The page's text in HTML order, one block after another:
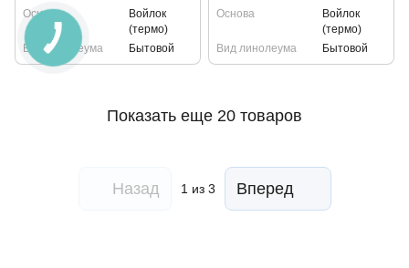
Основа
Войлок
(термо)
Вид линолеума
Бытовой
Основа
Войлок
(термо)
Вид линолеума
Бытовой
Показать еще 20 товаров
Назад 1 из 3 Вперед